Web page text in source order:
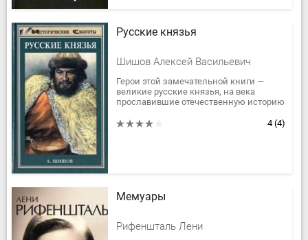
Русские князья
Шишов Алексей Васильевич
Герои этой замечательной книги —
великие русские князья, на века
прославившие отечественную историю
вели нескончаемые войны с врагами...
4 (4)
Мемуары
Рифеншталь Лени